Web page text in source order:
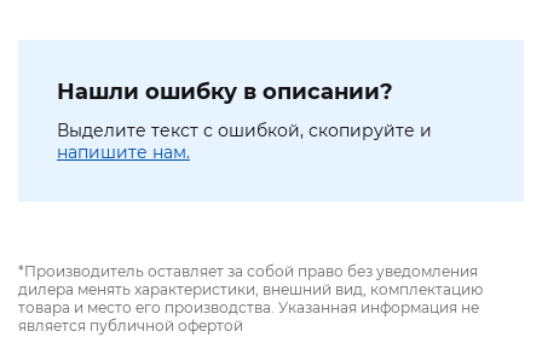
Нашли ошибку в описании?
Выделите текст с ошибкой, скопируйте и
напишите нам.
*Производитель оставляет за собой право без уведомления
дилера менять характеристики, внешний вид, комплектацию
товара и место его производства. Указанная информация не
является публичной офертой